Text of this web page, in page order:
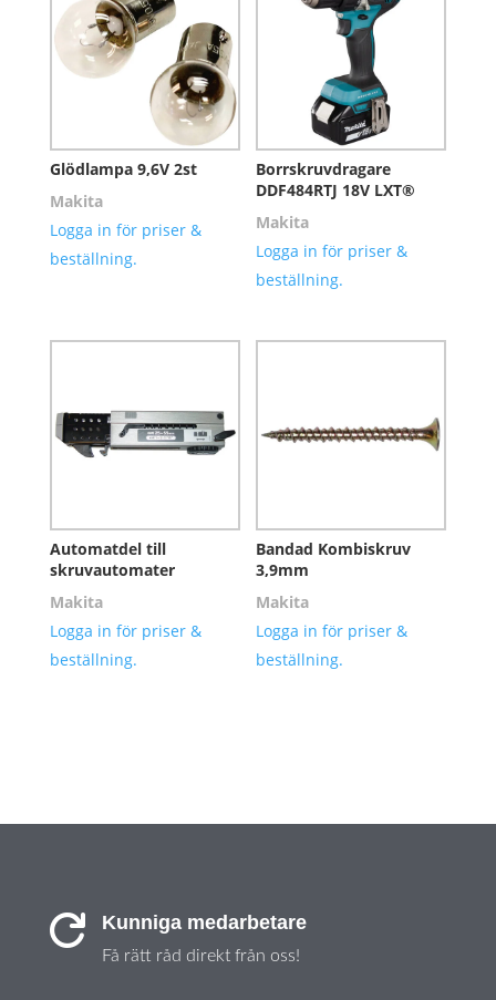
Glödlampa 9,6V 2st
Makita
Logga in för priser &
beställning.
Borrskruvdragare
DDF484RTJ 18V LXT®
Makita
Logga in för priser &
beställning.
Automatdel till
skruvautomater
Makita
Logga in för priser &
beställning.
Bandad Kombiskruv
3,9mm
Makita
Logga in för priser &
beställning.
 Kunniga medarbetare
Få rätt råd direkt från oss!